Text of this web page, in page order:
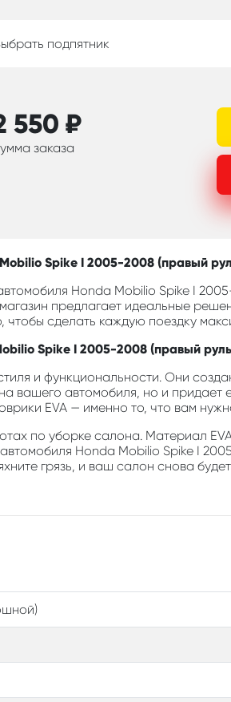
подпятник
550 ₽
заказа
Spike I 2005-2008 (правый
Honda Mobilio Spike I
предлагает идеальные
чтобы сделать каждую поездку
Spike I 2005-2008 (правый
и функциональности. Они
вашего автомобиля, но и придает
EVA — именно то, что вам
по уборке салона. Материал
Honda Mobilio Spike I
грязь, и ваш салон снова